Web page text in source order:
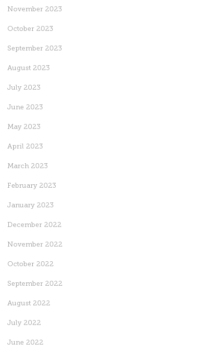
November 2023
October 2023
September 2023
August 2023
July 2023
June 2023
May 2023
April 2023
March 2023
February 2023
January 2023
December 2022
November 2022
October 2022
September 2022
August 2022
July 2022
June 2022